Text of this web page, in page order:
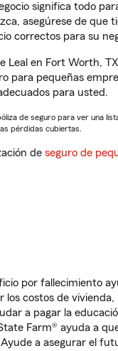
significa todo
asegúrese de que
correctos para su
Leal en Fort Worth,
para pequeñas
para usted.
de seguro para ver una
pérdidas cubiertas.
de seguro de
por fallecimiento
los costos de
a pagar la
Farm® ayuda a
a asegurar el